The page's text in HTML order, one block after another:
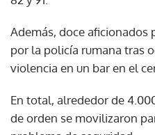
Además, doce
por la policía rumana tras
violencia en un bar en el
En total, alrededor de
de orden se movilizaron